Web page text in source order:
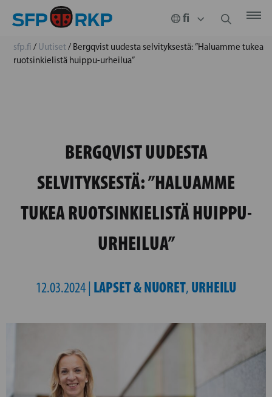
sfp.fi / Uutiset/ Bergqvist uudesta selvityksestä: ”Haluamme tukea
ruotsinkielistä huippu-urheilua”
BERGQVIST UUDESTA
SELVITYKSESTÄ: ”HALUAMME
TUKEA RUOTSINKIELISTÄ HUIPPU-
URHEILUA”
12.03.2024 | LAPSET & NUORET, URHEILU